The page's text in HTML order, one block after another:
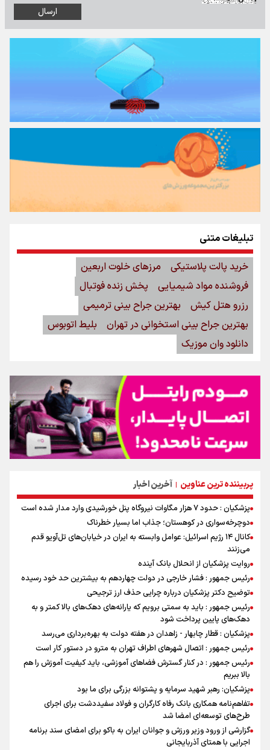
پربیننده ترین عناوین | آخرین اخبار
پزشکیان : حدود ۷ هزار مگاوات نیروگاه پنل خورشیدی وارد مدار شده است
دوچرخه‌سواری در کوهستان؛ جذاب اما بسیار خطرناک
کانال ۱۴ رژیم اسرائیل: عوامل وابسته به ایران در خیابان‌های تل‌آویو قدم
می‌زنند
روایت پزشکیان از انحلال بانک آینده
رئیس جمهور : فشار خارجی در دولت چهاردهم به بیشترین حد خود رسیده
توضیح دکتر پزشکیان درباره چرایی حذف ارز ترجیحی
رئیس جمهور : باید به سمتی برویم که یارانه‌های دهک‌های بالا کمتر و به
دهک‌های پایین پرداخت شود
پزشکیان : قطار چابهار - زاهدان در هفته دولت به بهره‌برداری می‌رسد
رئیس جمهور : اتصال شهرهای اطراف تهران به مترو در دستور کار است
رئیس جمهور : در کنار گسترش فضاهای آموزشی، باید کیفیت آموزش را هم
بالا ببریم
پزشکیان: رهبر شهید سرمایه و پشتوانه بزرگی برای ما بود
تفاهم‌نامه همکاری بانک رفاه کارگران و فولاد سفیددشت برای اجرای
طرح‌های توسعه‌ای امضا شد
گزارشی از ورود وزیر ورزش و جوانان ایران به باکو برای امضای سند برنامه
اجرایی با همتای آذربایجانی
تبلیغات متنی
خرید پالت پلاستیکی
مرزهای خلوت اربعین
فروشنده مواد شیمیایی
پخش زنده فوتبال
رزرو هتل کیش
بهترین جراح بینی ترمیمی
بهترین جراح بینی استخوانی در تهران
بلیط اتوبوس
دانلود وان موزیک